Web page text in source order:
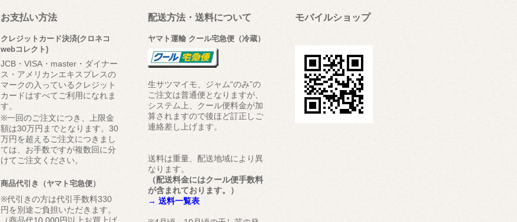
お支払い方法
クレジットカード決済(クロネコ
webコレクト)
JCB・VISA・master・ダイナー
ス・アメリカンエキスプレスの
マークの入っているクレジット
カードはすべてご利用になれま
す。
※一回のご注文につき、上限金
額は30万円までとなります。30
万円を超えるご注文につきまし
ては、お手数ですが複数回に分
けてご注文ください。
商品代引き（ヤマト宅急便）
※代引きの方は代引手数料330
円を別途ご負担いただきます。
配送方法・送料について
ヤマト運輸 クール宅急便（冷蔵）
生サツマイモ、ジャム“のみ”の
ご注文は普通便となりますが、
システム上、クール便料金が加
算されますので後ほど訂正しご
連絡差し上げます。
送料は重量、配送地域により異
なります。
（配送料金にはクール便手数料
が含まれております。）
→ 送料一覧表
モバイルショップ